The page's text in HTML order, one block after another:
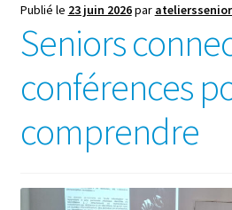
Actualités
Publié le 23 juin 2026par
Seniors
conférences
comprendre